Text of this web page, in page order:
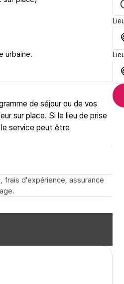
urbaine.
de séjour ou de vos
sur place. Si le lieu de prise
service peut être
d'expérience, assurance